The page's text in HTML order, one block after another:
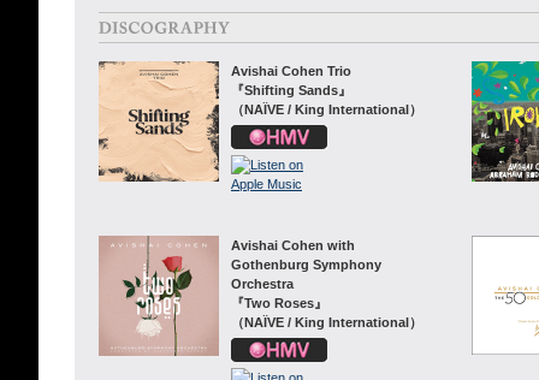
Avishai Cohen Trio
『Shifting Sands』
（NAÏVE / King International）
Avishai Cohen with
Gothenburg Symphony
Orchestra
『Two Roses』
（NAÏVE / King International）